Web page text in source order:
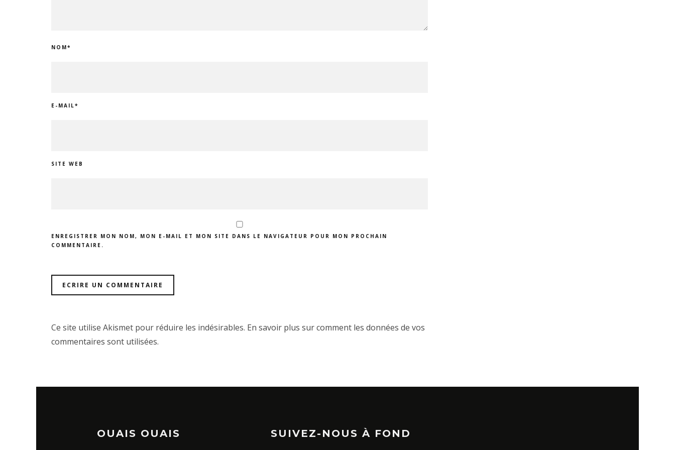
NOM*
E-MAIL*
SITE WEB
ENREGISTRER MON NOM, MON E-MAIL ET MON SITE DANS LE NAVIGATEUR POUR MON PROCHAIN
COMMENTAIRE.
Ce site utilise Akismet pour réduire les indésirables. En savoir plus sur comment les données de vos
commentaires sont utilisées.
OUAIS OUAIS SUIVEZ-NOUS À FOND